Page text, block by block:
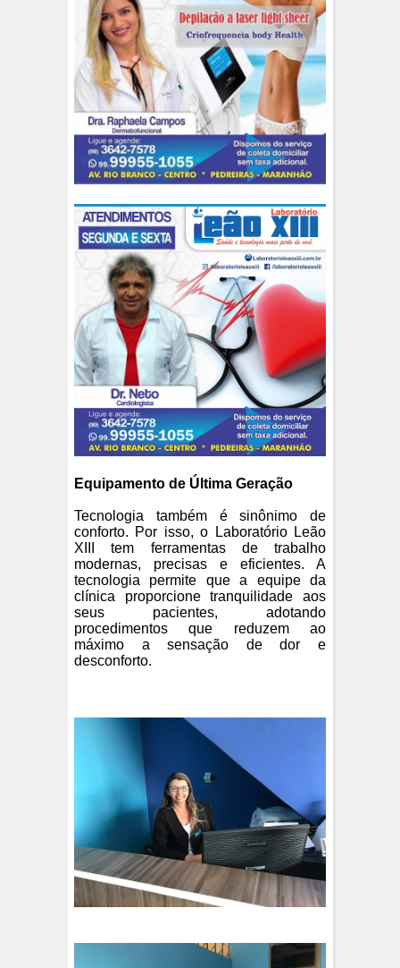
Equipamento de Última Geração
Tecnologia também é sinônimo de
conforto. Por isso, o Laboratório Leão
XIII tem ferramentas de trabalho
modernas, precisas e eficientes. A
tecnologia permite que a equipe da
clínica proporcione tranquilidade aos
seus pacientes, adotando
procedimentos que reduzem ao
máximo a sensação de dor e
desconforto.